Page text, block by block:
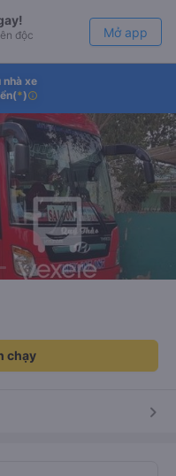
độc
Mở app
bay qua
nhà xe
(*)info
chạy
keyboard_arrow_right